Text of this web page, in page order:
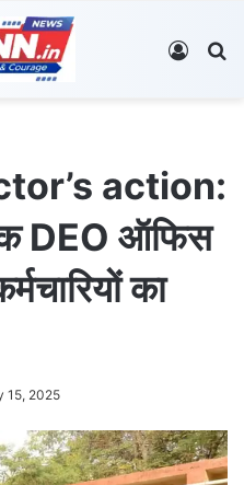
Log In
action:
DEO ऑफिस
का
15, 2025